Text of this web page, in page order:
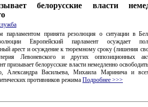
белорусские власти
парламентом принята резолюция о ситуации в
Европейский парламент осуждает
арест и осуждение к тюремному сроку (лишения
Левоневского и других оппозиционных
призывает белорусские власти немедленно
Александра Васильева, Михаила Маринича и
противников режима Подробнее >>>